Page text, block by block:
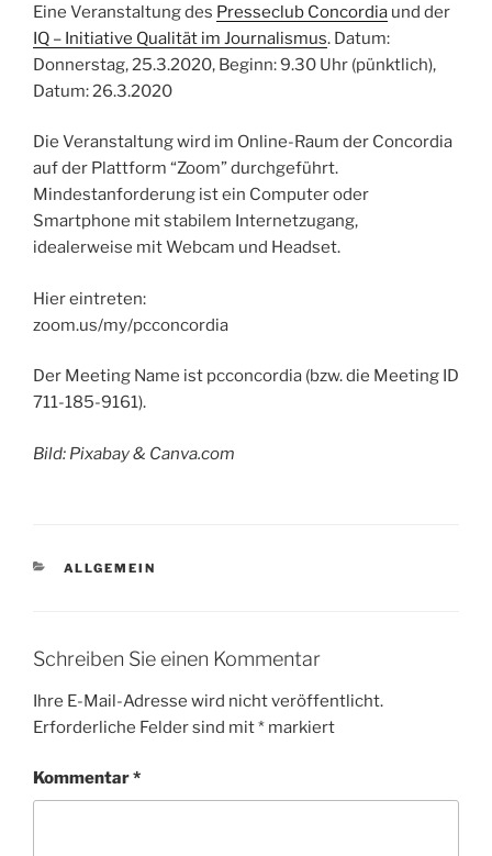
Eine Veranstaltung des Presseclub Concordia und der
IQ – Initiative Qualität im Journalismus. Datum:
Donnerstag, 25.3.2020, Beginn: 9.30 Uhr (pünktlich),
Datum: 26.3.2020
Die Veranstaltung wird im Online-Raum der Concordia
auf der Plattform “Zoom” durchgeführt.
Mindestanforderung ist ein Computer oder
Smartphone mit stabilem Internetzugang,
idealerweise mit Webcam und Headset.
Hier eintreten:
zoom.us/my/pcconcordia
Der Meeting Name ist pcconcordia (bzw. die Meeting ID
711-185-9161).
Bild: Pixabay & Canva.com
KATEGORIEN
ALLGEMEIN
Schreiben Sie einen Kommentar
Ihre E-Mail-Adresse wird nicht veröffentlicht.
Erforderliche Felder sind mit* markiert
Kommentar*